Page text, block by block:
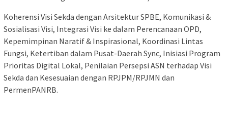
Koherensi Visi Sekda dengan Arsitektur SPBE, Komunikasi &
Sosialisasi Visi, Integrasi Visi ke dalam Perencanaan OPD,
Kepemimpinan Naratif & Inspirasional, Koordinasi Lintas
Fungsi, Ketertiban dalam Pusat-Daerah Sync, Inisiasi Program
Prioritas Digital Lokal, Penilaian Persepsi ASN terhadap Visi
Sekda dan Kesesuaian dengan RPJPM/RPJMN dan
PermenPANRB.